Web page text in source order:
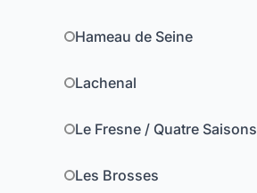
Hameau de Seine
Lachenal
Le Fresne / Quatre Saisons
Les Brosses